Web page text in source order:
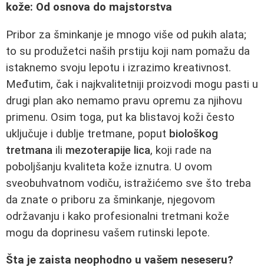
kože: Od osnova do majstorstva
Pribor za šminkanje je mnogo više od pukih alata;
to su produžetci naših prstiju koji nam pomažu da
istaknemo svoju lepotu i izrazimo kreativnost.
Međutim, čak i najkvalitetniji proizvodi mogu pasti u
drugi plan ako nemamo pravu opremu za njihovu
primenu. Osim toga, put ka blistavoj koži često
uključuje i dublje tretmane, poput biološkog
tretmana ili mezoterapije lica, koji rade na
poboljšanju kvaliteta kože iznutra. U ovom
sveobuhvatnom vodiču, istražićemo sve što treba
da znate o priboru za šminkanje, njegovom
održavanju i kako profesionalni tretmani kože
mogu da doprinesu vašem rutinski lepote.
Šta je zaista neophodno u vašem neseseru?